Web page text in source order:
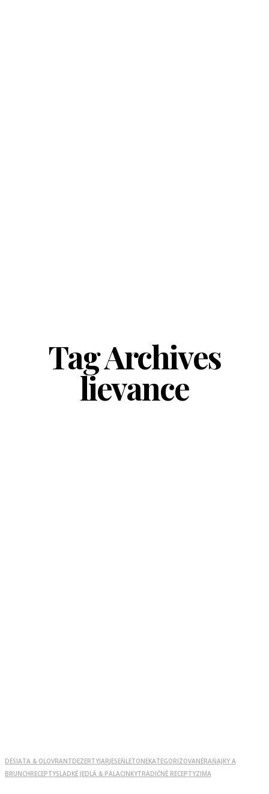
Tag Archives
lievance
DESIATA & OLOVRANTDEZERTYJARJESEŇLETONEKATEGORIZOVANÉRAŇAJKY A
BRUNCHRECEPTYSLADKÉ JEDLÁ & PALACINKYTRADIČNÉ RECEPTYZIMA